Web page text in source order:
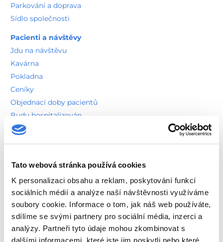
Tato webová stránka používá cookies
K personalizaci obsahu a reklam, poskytování funkcí
sociálních médií a analýze naší návštěvnosti využíváme
soubory cookie. Informace o tom, jak náš web používáte,
sdílíme se svými partnery pro sociální média, inzerci a
analýzy. Partneři tyto údaje mohou zkombinovat s
dalšími informacemi, které jste jim poskytli nebo které
Parkování a doprava
Sídlo společnosti
Pacienti a návštěvy
Jdu na návštěvu
Kavárna
Pokladna
Ceníky
Objednací doby pacientů
Budu hospitalizován
Návštěvní hodiny
Ombudsman a agenda stížností
Vnitřní řád pro pacienty
Vnitřní řád pro zdravotníky
Informace pro pozůstalé